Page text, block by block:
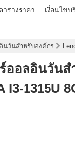
ตารางราคา เงื่อนไขบ
นวันสำหรับองค์กร
ออลอินวันส
I3-1315U